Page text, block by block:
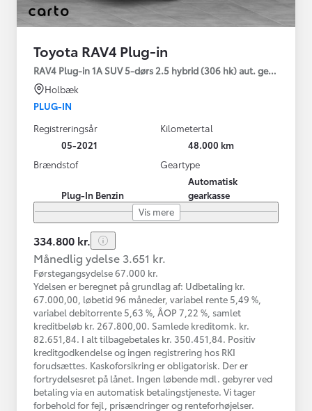
Toyota RAV4 Plug-in
RAV4 Plug-in 1A SUV 5-dørs 2.5 hybrid (306 hk) aut. gear AWD-i
Holbæk
PLUG-IN
Registreringsår
05-2021
Kilometertal
48.000 km
Brændstof
Plug-In Benzin
Geartype
Automatisk
gearkasse
Vis mere
334.800 kr.
Månedlig ydelse 3.651 kr.
Førstegangsydelse 67.000 kr.
Ydelsen er beregnet på grundlag af: Udbetaling kr.
67.000,00, løbetid 96 måneder, variabel rente 5,49 %,
variabel debitorrente 5,63 %, ÅOP 7,22 %, samlet
kreditbeløb kr. 267.800,00. Samlede kreditomk. kr.
82.651,84. I alt tilbagebetales kr. 350.451,84. Positiv
kreditgodkendelse og ingen registrering hos RKI
forudsættes. Kaskoforsikring er obligatorisk. Der er
fortrydelsesret på lånet. Ingen løbende mdl. gebyrer ved
betaling via en automatisk betalingstjeneste. Vi tager
forbehold for fejl, prisændringer og renteforhøjelser.